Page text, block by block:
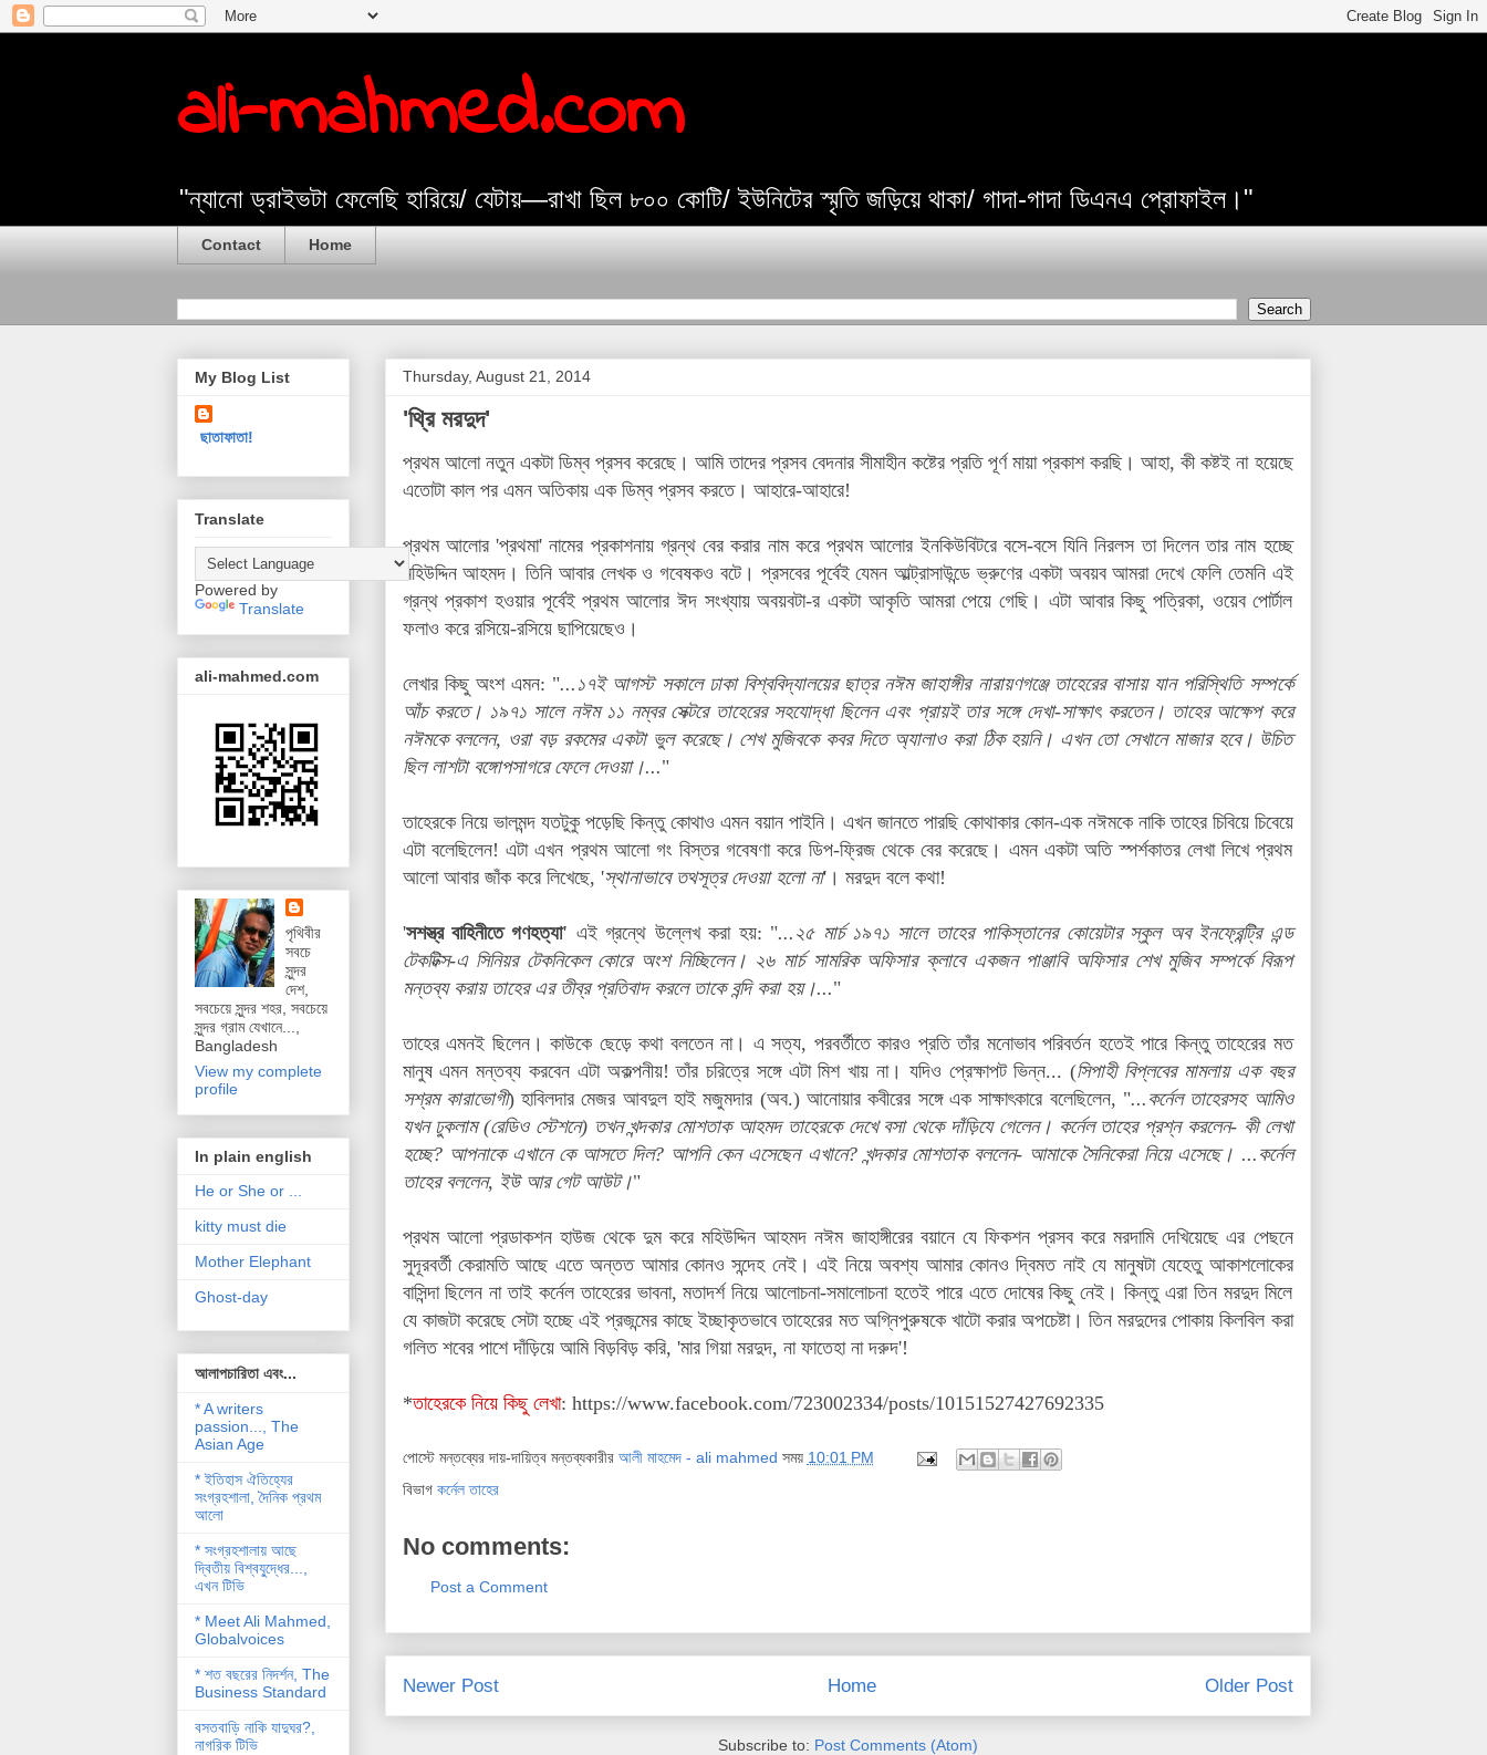
ali-mahmed.com
"ন্যানো ড্রাইভটা ফেলেছি হারিয়ে/ যেটায়—রাখা ছিল ৮০০ কোটি/ ইউনিটের স্মৃতি জড়িয়ে থাকা/ গাদা-গাদা ডিএনএ প্রোফাইল।"
Contact Home
Thursday, August 21, 2014
'থ্রি মরদুদ'
প্রথম আলো নতুন একটা ডিম্ব প্রসব করেছে। আমি তাদের প্রসব বেদনার সীমাহীন কষ্টের প্রতি পূর্ণ মায়া প্রকাশ করছি। আহা, কী কষ্টই না হয়েছে
এতোটা কাল পর এমন অতিকায় এক ডিম্ব প্রসব করতে। আহারে-আহারে!
প্রথম আলোর 'প্রথমা' নামের প্রকাশনায় গ্রন্থ বের করার নাম করে প্রথম আলোর ইনকিউবিটরে বসে-বসে যিনি নিরলস তা দিলেন তার নাম হচ্ছে
মহিউদ্দিন আহমদ। তিনি আবার লেখক ও গবেষকও বটে। প্রসবের পূর্বেই যেমন আল্ট্রাসাউন্ডে ভ্রুণের একটা অবয়ব আমরা দেখে ফেলি তেমনি এই
গ্রন্থ প্রকাশ হওয়ার পূর্বেই প্রথম আলোর ঈদ সংখ্যায় অবয়বটা-র একটা আকৃতি আমরা পেয়ে গেছি। এটা আবার কিছু পত্রিকা, ওয়েব পোর্টাল
ফলাও করে রসিয়ে-রসিয়ে ছাপিয়েছেও।
লেখার কিছু অংশ এমন: "...১৭ই আগস্ট সকালে ঢাকা বিশ্ববিদ্যালয়ের ছাত্র নঈম জাহাঙ্গীর নারায়ণগঞ্জে তাহেরের বাসায় যান পরিস্থিতি সম্পর্কে
আঁচ করতে। ১৯৭১ সালে নঈম ১১ নম্বর সেক্টরে তাহেরের সহযোদ্ধা ছিলেন এবং প্রায়ই তার সঙ্গে দেখা-সাক্ষাৎ করতেন। তাহের আক্ষেপ করে
নঈমকে বললেন, ওরা বড় রকমের একটা ভুল করেছে। শেখ মুজিবকে কবর দিতে অ্যালাও করা ঠিক হয়নি। এখন তো সেখানে মাজার হবে। উচিত
ছিল লাশটা বঙ্গোপসাগরে ফেলে দেওয়া।..."
তাহেরকে নিয়ে ভালমন্দ যতটুকু পড়েছি কিন্তু কোথাও এমন বয়ান পাইনি। এখন জানতে পারছি কোথাকার কোন-এক নঈমকে নাকি তাহের চিবিয়ে চিবেয়ে
এটা বলেছিলেন! এটা এখন প্রথম আলো গং বিস্তর গবেষণা করে ডিপ-ফ্রিজ থেকে বের করেছে। এমন একটা অতি স্পর্শকাতর লেখা লিখে প্রথম
আলো আবার জাঁক করে লিখেছে, 'স্থানাভাবে তথসূত্র দেওয়া হলো না'। মরদুদ বলে কথা!
'সশস্ত্র বাহিনীতে গণহত্যা' এই গ্রন্থে উল্লেখ করা হয়: "...২৫ মার্চ ১৯৭১ সালে তাহের পাকিস্তানের কোয়েটার স্কুল অব ইনফ্রেন্ট্রি এন্ড
টেকটিক্স-এ সিনিয়র টেকনিকেল কোরে অংশ নিচ্ছিলেন। ২৬ মার্চ সামরিক অফিসার ক্লাবে একজন পাঞ্জাবি অফিসার শেখ মুজিব সম্পর্কে বিরূপ
মন্তব্য করায় তাহের এর তীব্র প্রতিবাদ করলে তাকে বন্দি করা হয়।..."
তাহের এমনই ছিলেন। কাউকে ছেড়ে কথা বলতেন না। এ সত্য, পরবর্তীতে কারও প্রতি তাঁর মনোভাব পরিবর্তন হতেই পারে কিন্তু তাহেরের মত
মানুষ এমন মন্তব্য করবেন এটা অকল্পনীয়! তাঁর চরিত্রে সঙ্গে এটা মিশ খায় না। যদিও প্রেক্ষাপট ভিন্ন... (সিপাহী বিপ্লবের মামলায় এক বছর
সশ্রম কারাভোগী) হাবিলদার মেজর আবদুল হাই মজুমদার (অব.) আনোয়ার কবীরের সঙ্গে এক সাক্ষাৎকারে বলেছিলেন, "...কর্নেল তাহেরসহ আমিও
যখন ঢুকলাম (রেডিও স্টেশনে) তখন খন্দকার মোশতাক আহমদ তাহেরকে দেখে বসা থেকে দাঁড়িযে গেলেন। কর্নেল তাহের প্রশ্ন করলেন- কী লেখা
হচ্ছে? আপনাকে এখানে কে আসতে দিল? আপনি কেন এসেছেন এখানে? খন্দকার মোশতাক বললেন- আমাকে সৈনিকেরা নিয়ে এসেছে। ...কর্নেল
তাহের বললেন, ইউ আর গেট আউট।"
প্রথম আলো প্রডাকশন হাউজ থেকে দুম করে মহিউদ্দিন আহমদ নঈম জাহাঙ্গীরের বয়ানে যে ফিকশন প্রসব করে মরদামি দেখিয়েছে এর পেছনে
সুদূরবর্তী কেরামতি আছে এতে অন্তত আমার কোনও সন্দেহ নেই। এই নিয়ে অবশ্য আমার কোনও দ্বিমত নাই যে মানুষটা যেহেতু আকাশলোকের
বাসিন্দা ছিলেন না তাই কর্নেল তাহেরের ভাবনা, মতাদর্শ নিয়ে আলোচনা-সমালোচনা হতেই পারে এতে দোষের কিছু নেই। কিন্তু এরা তিন মরদুদ মিলে
যে কাজটা করেছে সেটা হচ্ছে এই প্রজন্মের কাছে ইচ্ছাকৃতভাবে তাহেরের মত অগ্নিপুরুষকে খাটো করার অপচেষ্টা। তিন মরদুদের পোকায় কিলবিল করা
গলিত শবের পাশে দাঁড়িয়ে আমি বিড়বিড় করি, 'মার গিয়া মরদুদ, না ফাতেহা না দরুদ'!
*তাহেরকে নিয়ে কিছু লেখা: https://www.facebook.com/723002334/posts/10151527427692335
পোস্টে মন্তব্যের দায়-দায়িত্ব মন্তব্যকারীর আলী মাহমেদ - ali mahmed সময় 10:01 PM
বিভাগ কর্নেল তাহের
No comments:
Post a Comment
Newer Post Older Post
Home
Subscribe to: Post Comments (Atom)
My Blog List
ছাতাফাতা!
Translate
Powered by
Translate
ali-mahmed.com
পৃথিবীর
সবচে
সুন্দর
দেশ,
সবচেয়ে সুন্দর শহর, সবচেয়ে
সুন্দর গ্রাম যেখানে...,
Bangladesh
View my complete
profile
In plain english
He or She or ...
kitty must die
Mother Elephant
Ghost-day
আলাপচারিতা এবং...
* A writers
passion..., The
Asian Age
* ইতিহাস ঐতিহ্যের
সংগ্রহশালা, দৈনিক প্রথম
আলো
* সংগ্রহশালায় আছে
দ্বিতীয় বিশ্বযু্দ্ধের...,
এখন টিভি
* Meet Ali Mahmed,
Globalvoices
* শত বছরের নিদর্শন, The
Business Standard
বসতবাড়ি নাকি যাদুঘর?,
নাগরিক টিভি